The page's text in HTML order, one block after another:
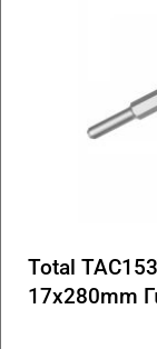
Total
17x280mm